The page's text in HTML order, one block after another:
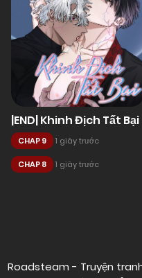
|END| Khinh Địch Tất Bại
CHAP 9 1 giây trước
CHAP 8 1 giây trước
Roadsteam - Truyện